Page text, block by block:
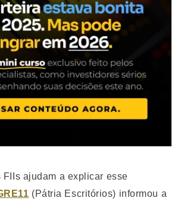
FIIs ajudam a explicar esse
(Pátria Escritórios) informou a